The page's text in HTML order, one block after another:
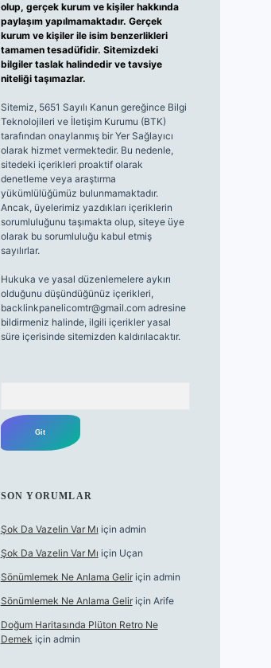
olup, gerçek kurum ve kişiler hakkında
paylaşım yapılmamaktadır. Gerçek
kurum ve kişiler ile isim benzerlikleri
tamamen tesadüfidir. Sitemizdeki
bilgiler taslak halindedir ve tavsiye
niteliği taşımazlar.
Sitemiz, 5651 Sayılı Kanun gereğince Bilgi
Teknolojileri ve İletişim Kurumu (BTK)
tarafından onaylanmış bir Yer Sağlayıcı
olarak hizmet vermektedir. Bu nedenle,
sitedeki içerikleri proaktif olarak
denetleme veya araştırma
yükümlülüğümüz bulunmamaktadır.
Ancak, üyelerimiz yazdıkları içeriklerin
sorumluluğunu taşımakta olup, siteye üye
olarak bu sorumluluğu kabul etmiş
sayılırlar.
Hukuka ve yasal düzenlemelere aykırı
olduğunu düşündüğünüz içerikleri,
backlinkpanelicomtr@gmail.comadresine
bildirmeniz halinde, ilgili içerikler yasal
süre içerisinde sitemizden kaldırılacaktır.
SON YORUMLAR
Şok Da Vazelin Var Mı için admin
Şok Da Vazelin Var Mı için Uçan
Sönümlemek Ne Anlama Geliriçin admin
Sönümlemek Ne Anlama Geliriçin Arife
Doğum Haritasında Plüton Retro Ne
Demek için admin